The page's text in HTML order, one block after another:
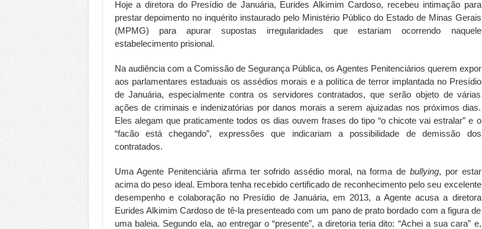
Hoje a diretora do Presídio de Januária, Eurides Alkimim Cardoso, recebeu intimação para
prestar depoimento no inquérito instaurado pelo Ministério Público do Estado de Minas Gerais
(MPMG) para apurar supostas irregularidades que estariam ocorrendo naquele
estabelecimento prisional.
Na audiência com a Comissão de Segurança Pública, os Agentes Penitenciários querem expor
aos parlamentares estaduais os assédios morais e a política de terror implantada no Presídio
de Januária, especialmente contra os servidores contratados, que serão objeto de várias
ações de criminais e indenizatórias por danos morais a serem ajuizadas nos próximos dias.
Eles alegam que praticamente todos os dias ouvem frases do tipo “o chicote vai estralar” e o
“facão está chegando”, expressões que indicariam a possibilidade de demissão dos
contratados.
Uma Agente Penitenciária afirma ter sofrido assédio moral, na forma de bullying, por estar
acima do peso ideal. Embora tenha recebido certificado de reconhecimento pelo seu excelente
desempenho e colaboração no Presídio de Januária, em 2013, a Agente acusa a diretora
Eurides Alkimim Cardoso de tê-la presenteado com um pano de prato bordado com a figura de
uma baleia. Segundo ela, ao entregar o “presente”, a diretoria teria dito: “Achei a sua cara” e,